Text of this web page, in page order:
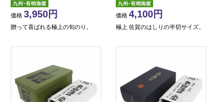
価格 3,950
贈って喜ばれる極上の旬のり。
価格 4,100
極上 佐賀のはしりの半切サイズ。